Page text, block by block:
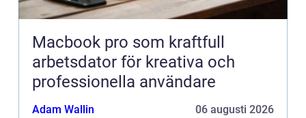
Macbook pro som kraftfull
arbetsdator för kreativa och
professionella användare
Adam Wallin 06 augusti 2026